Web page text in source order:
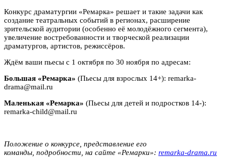
Конкурс драматургии «Ремарка» решает и такие задачи как
создание театральных событий в регионах, расширение
зрительской аудитории (особенно её молодёжного сегмента),
увеличение востребованности и творческой реализации
драматургов, артистов, режиссёров.
Ждём ваши пьесы с 1 октября по 30 ноября по адресам:
Большая «Ремарка» (Пьесы для взрослых 14+): remarka-
drama@mail.ru
Маленькая «Ремарка» (Пьесы для детей и подростков 14-):
remarka-child@mail.ru
Положение о конкурсе, представление его
команды, подробности, на сайте «Ремарки»: remarka-drama.ru